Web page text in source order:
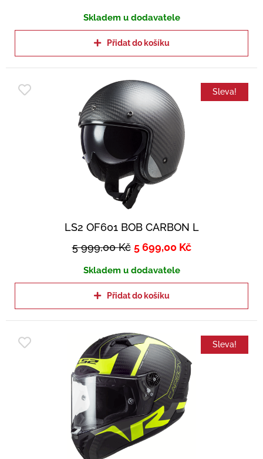
Skladem u dodavatele
Přidat do košíku
Sleva!
LS2 OF601 BOB CARBON L
5 999,00Kč 5 699,00 Kč
Skladem u dodavatele
Přidat do košíku
Sleva!